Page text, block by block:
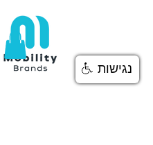
נגישות